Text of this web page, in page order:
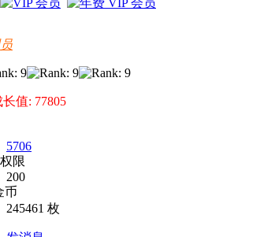
长值: 77805
5706
限
200
币
245461 枚